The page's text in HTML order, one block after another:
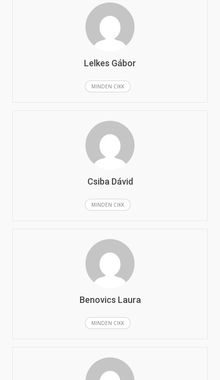
Lelkes Gábor
MINDEN CIKK
Csiba Dávid
MINDEN CIKK
Benovics Laura
MINDEN CIKK